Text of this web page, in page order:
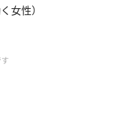
女性）